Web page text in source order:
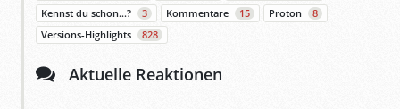
Kennst du schon…?
3 Kommentare 15 Proton
8
Versions-Highlights
828
Aktuelle Reaktionen